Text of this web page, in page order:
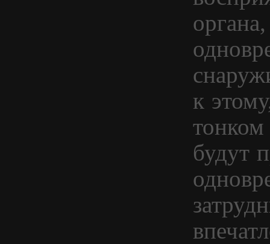
к
тонком
будут